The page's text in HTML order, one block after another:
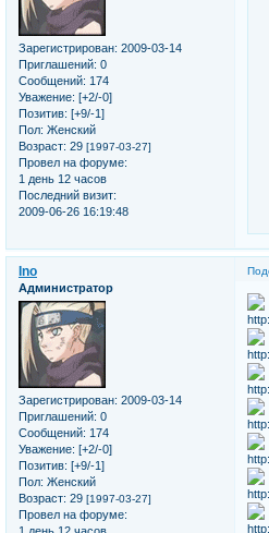
Зарегистрирован: 2009-03-14
Приглашений: 0
Сообщений: 174
Уважение: [+2/-0]
Позитив: [+9/-1]
Пол: Женский
Возраст: 29 [1997-03-27]
Провел на форуме:
1 день 12 часов
Последний визит:
2009-06-26 16:19:48
Ino
Администратор
Зарегистрирован: 2009-03-14
Приглашений: 0
Сообщений: 174
Уважение: [+2/-0]
Позитив: [+9/-1]
Пол: Женский
Возраст: 29 [1997-03-27]
Провел на форуме: